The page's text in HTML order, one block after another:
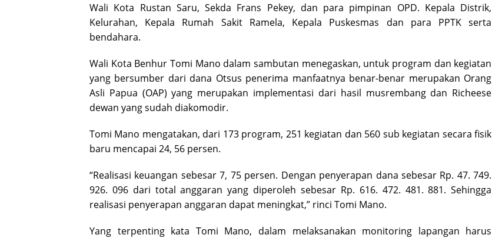
Wali Kota Rustan Saru, Sekda Frans Pekey, dan para pimpinan OPD. Kepala Distrik,
Kelurahan, Kepala Rumah Sakit Ramela, Kepala Puskesmas dan para PPTK serta
bendahara.
Wali Kota Benhur Tomi Mano dalam sambutan menegaskan, untuk program dan kegiatan
yang bersumber dari dana Otsus penerima manfaatnya benar-benar merupakan Orang
Asli Papua (OAP) yang merupakan implementasi dari hasil musrembang dan Richeese
dewan yang sudah diakomodir.
Tomi Mano mengatakan, dari 173 program, 251 kegiatan dan 560 sub kegiatan secara fisik
baru mencapai 24, 56 persen.
“Realisasi keuangan sebesar 7, 75 persen. Dengan penyerapan dana sebesar Rp. 47. 749.
926. 096 dari total anggaran yang diperoleh sebesar Rp. 616. 472. 481. 881. Sehingga
realisasi penyerapan anggaran dapat meningkat,” rinci Tomi Mano.
Yang terpenting kata Tomi Mano, dalam melaksanakan monitoring lapangan harus